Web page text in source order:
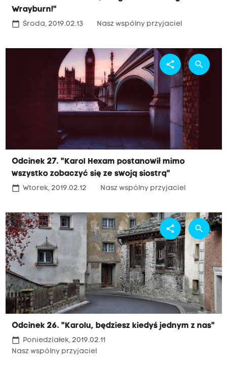
Wrayburn!"
calendar_today Środa, 2019.02.13 Nasz wspólny przyjaciel
Odcinek 27. "Karol Hexam postanowił mimo
wszystko zobaczyć się ze swoją siostrą"
calendar_today Wtorek, 2019.02.12 Nasz wspólny przyjaciel
share search
Odcinek 26. "Karolu, będziesz kiedyś jednym z nas"
calendar_today Poniedziałek, 2019.02.11
Nasz wspólny przyjaciel
share search